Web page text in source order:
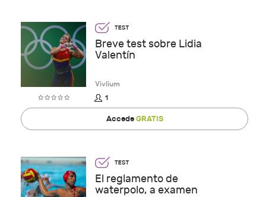
Breve test sobre Lidia
Valentín
Vivlium
1
AccedeGRATIS
El reglamento de
waterpolo, a examen